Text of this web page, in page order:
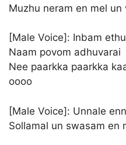
Muzhu neram en mel un
[Male Voice]: Inbam
Naam povom adhuvarai
Nee paarkka paarkka
oooo
[Male Voice]: Unnale
Sollamal un swasam en